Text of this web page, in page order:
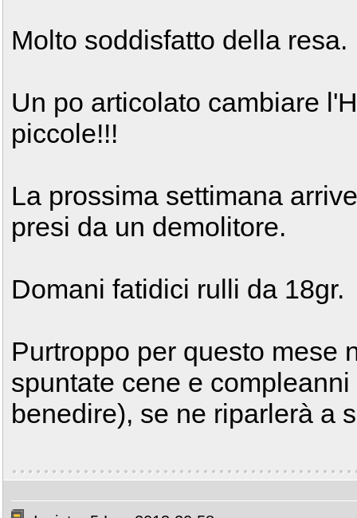
Molto soddisfatto della resa.
Un po articolato cambiare
piccole!!!
La prossima settimana
presi da un demolitore.
Domani fatidici rulli da 18gr.
Purtroppo per questo mese
spuntate cene e
benedire), se ne riparlerà a